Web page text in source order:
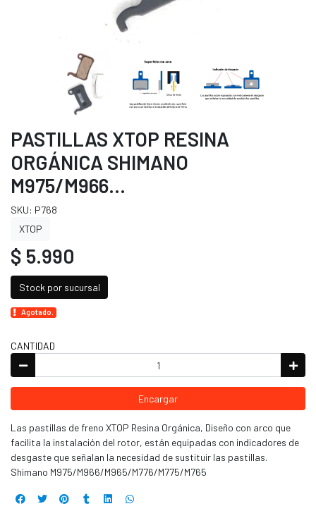
PASTILLAS XTOP RESINA
ORGÁNICA SHIMANO
M975/M966…
SKU: P768
XTOP
$ 5.990
Stock por sucursal
Agotado.
CANTIDAD
Encargar
Las pastillas de freno XTOP Resina Orgánica, Diseño con arco que
facilita la instalación del rotor, están equipadas con indicadores de
desgaste que señalan la necesidad de sustituir las pastillas.
Shimano M975/M966/M965/M776/M775/M765